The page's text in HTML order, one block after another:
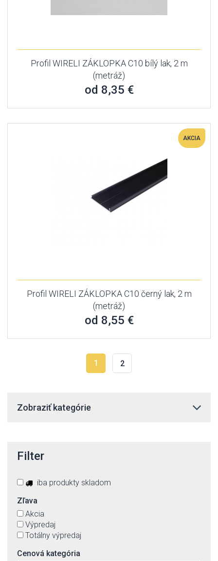
Profil WIRELI ZÁKLOPKA C10 bílý lak, 2 m
(metráž)
od 8,35 €
AKCIA
Profil WIRELI ZÁKLOPKA C10 černý lak, 2 m
(metráž)
od 8,55 €
1 2
Zobraziť kategórie
Filter
iba produkty skladom
Zľava
Akcia
Výpredaj
Totálny výpredaj
Cenová kategória